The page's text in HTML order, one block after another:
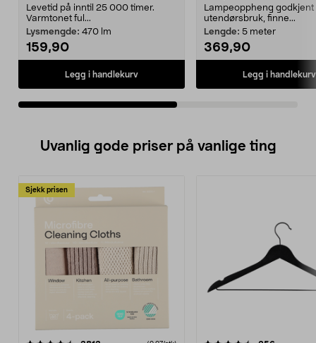
skumringsrelé
Levetid på inntil 25 000 timer.
Varmtonet ful...
Lysmengde: 470 lm
159,90
Legg i handlekurv
E27, utendørs
Lampeoppheng godkjent
utendørsbruk, finne...
Lengde: 5 meter
369,90
Legg i handlekurv
Uvanlig gode priser på vanlige ting
Sjekk prisen